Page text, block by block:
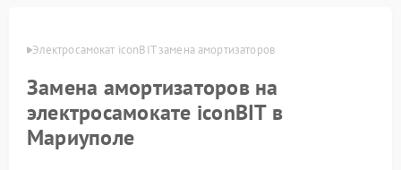
Электросамокат iconBIT замена амортизаторов
Замена амортизаторов на
электросамокате iconBIT в
Мариуполе